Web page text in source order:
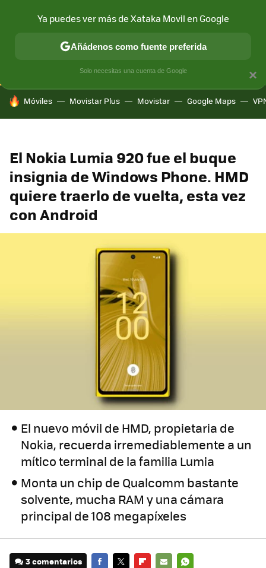
CONECTIVIDAD MÓVIL Y SOCIEDAD APLICACIONES
HOY SE HABLA DE
Móviles Movistar Plus Movistar Google Maps
El Nokia Lumia 920 fue el buque
insignia de Windows Phone. HMD
quiere traerlo de vuelta, esta vez
con Android
El nuevo móvil de HMD, propietaria de
Nokia, recuerda irremediablemente a un
mítico terminal de la familia Lumia
Monta un chip de Qualcomm bastante
solvente, mucha RAM y una cámara
principal de 108 megapíxeles
3 comentarios
×
Ya puedes ver más de Xataka Movil en Google
Añádenos como fuente preferida
Solo necesitas una cuenta de Google